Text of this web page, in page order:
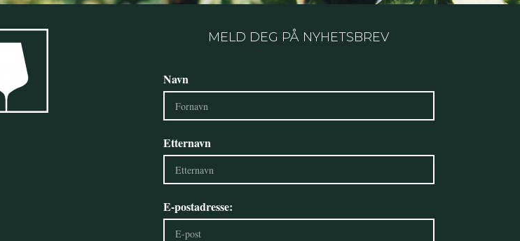
MELD DEG PÅ NYHETSBREV
Navn
Etternavn
E-postadresse: